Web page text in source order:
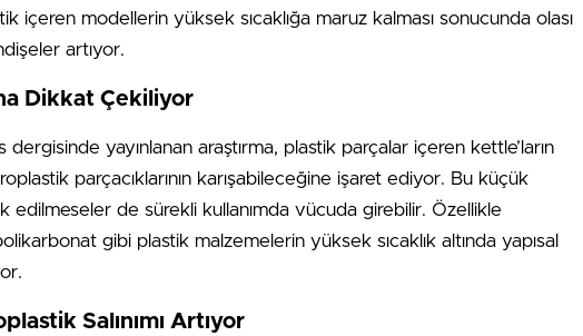
içeren modellerin yüksek sıcaklığa maruz kalması sonucunda olası
artıyor.
Dikkat Çekiliyor
yayınlanan araştırma, plastik parçalar içeren kettle’ların
parçacıklarının karışabileceğine işaret ediyor. Bu küçük
edilmeseler de sürekli kullanımda vücuda girebilir. Özellikle
gibi plastik malzemelerin yüksek sıcaklık altında yapısal
Salınımı Artıyor